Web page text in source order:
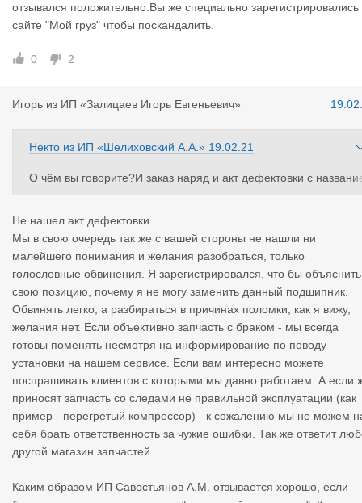
отзывался положительно.Вы же специально зарегистрировались
сайте "Мой груз" чтобы поскандалить.
0 2
Игорь из ИП «Залицаев Игорь Евгеньевич»
Некто из ИП «Шелиховский А.А.» 19.02.21
О чём вы говорите?И заказ наряд и акт дефектовки с
шего понимания и желания разобраться в ситуации.И сообщи
ть коллегам ,что бы внимательнее относились к выбору
тей.Сервис ИП Савостьянов А.М. о вашей компании
положительно.Вы же специально зарегистрировались на
"Мой груз" чтобы поскандалить.
Не нашел акт дефектовки.
Мы в свою очередь так же с вашей стороны не нашли ни
малейшего понимания и желания разобраться, только
голословные обвинения. Я зарегистрировался, что бы объяснить
свою позицию, почему я не могу заменить данный подшипник.
Обвинять легко, а разбираться в причинах поломки, как я вижу,
желания нет. Если объективно запчасть с браком - мы всегда
готовы поменять несмотря на информирование по поводу
установки на нашем сервисе. Если вам интересно можете
поспрашивать клиентов с которыми мы давно работаем. А если
приносят запчасть со следами не правильной эксплуатации (как
пример - перегретый компрессор) - к сожалению мы не можем
себя брать ответственность за чужие ошибки. Так же ответит
другой магазин запчастей.
Каким образом ИП Савостьянов А.М. отзывается хорошо, если